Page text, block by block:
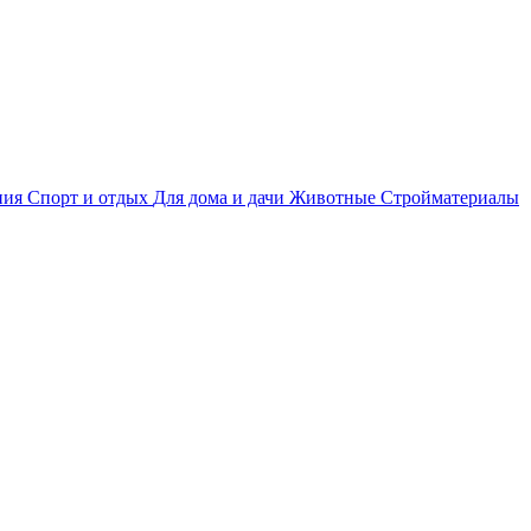
Спорт и отдых Для дома и дачи Животные Стройматериалы